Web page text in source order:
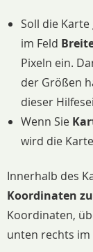
Soll die
im Feld
Pixeln ein.
der Größen
dieser
Wenn Sie
wird die
Innerhalb des
Koordinaten
Koordinaten,
unten rechts im